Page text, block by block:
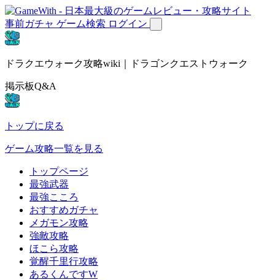
事前ガチャ ゲーム検索 ログイン
ドラクエウォーク攻略wiki｜ドラゴンクエストウォーク
掲示板Q&A
トップに戻る
ゲーム攻略一覧を見る
トップページ
最強武器
最強こころ
おすすめガチャ
メガモン攻略
強敵攻略
ほこら攻略
覚醒千里行攻略
あるくんですW